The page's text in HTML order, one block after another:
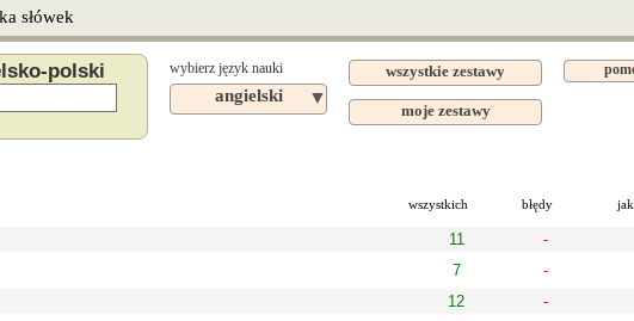
słówek
polski wybierz język nauki
angielski ▼
wszystkie zestawy
moje zestawy
wszystkich błędy
11 -
7 -
12 -